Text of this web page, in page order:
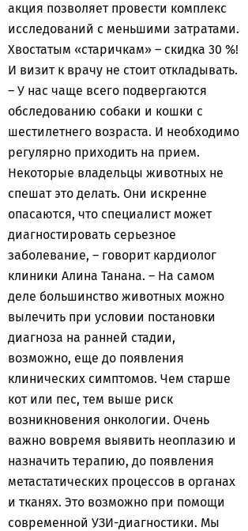
акция позволяет провести комплекс
исследований с меньшими затратами.
Хвостатым «старичкам» – скидка 30 %!
И визит к врачу не стоит откладывать.
– У нас чаще всего подвергаются
обследованию собаки и кошки с
шестилетнего возраста. И необходимо
регулярно приходить на прием.
Некоторые владельцы животных не
спешат это делать. Они искренне
опасаются, что специалист может
диагностировать серьезное
заболевание, – говорит кардиолог
клиники Алина Танана. – На самом
деле большинство животных можно
вылечить при условии постановки
диагноза на ранней стадии,
возможно, еще до появления
клинических симптомов. Чем старше
кот или пес, тем выше риск
возникновения онкологии. Очень
важно вовремя выявить неоплазию и
назначить терапию, до появления
метастатических процессов в органах
и тканях. Это возможно при помощи
современной УЗИ-диагностики. Мы